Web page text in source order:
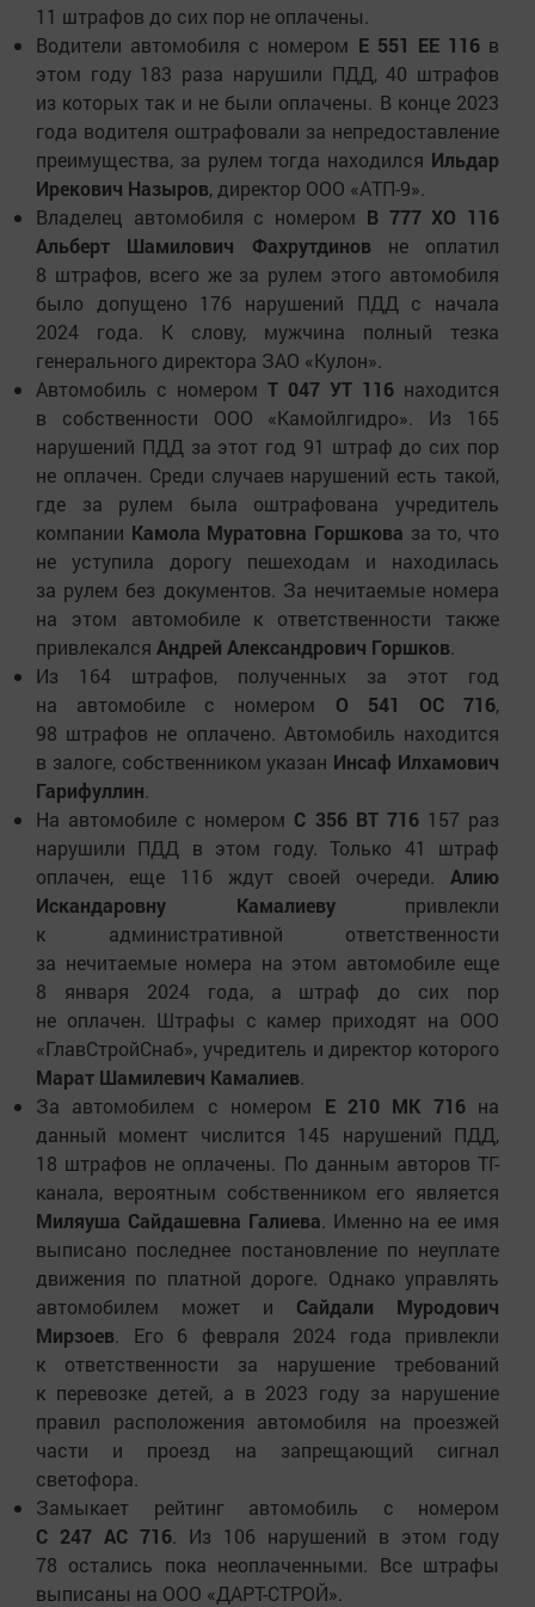
11 штрафов до сих пор не оплачены.
Водители автомобиля с номером Е 551 ЕЕ 116в
этом году 183 раза нарушили ПДД, 40 штрафов
из которых так и не были оплачены. В конце 2023
года водителя оштрафовали за непредоставление
преимущества, за рулем тогда находился Ильдар
Ирекович Назыров, директор ООО «АТП-9».
Владелец автомобиля с номером В 777 ХО 116
Альберт Шамилович Фахрутдиновне оплатил
8 штрафов, всего же за рулем этого автомобиля
было допущено 176 нарушений ПДД с начала
2024 года. К слову, мужчина полный тезка
генерального директора ЗАО «Кулон».
Автомобиль с номером Т 047 УТ 116 находится
в собственности ООО «Камойлгидро». Из 165
нарушений ПДД за этот год 91 штраф до сих пор
не оплачен. Среди случаев нарушений есть такой,
где за рулем была оштрафована учредитель
компании Камола Муратовна Горшкова за то, что
не уступила дорогу пешеходам и находилась
за рулем без документов. За нечитаемые номера
на этом автомобиле к ответственности также
привлекался Андрей Александрович Горшков.
Из 164 штрафов, полученных за этот год
на автомобиле с номером О 541 ОС 716,
98 штрафов не оплачено. Автомобиль находится
в залоге, собственником указан Инсаф Илхамович
Гарифуллин.
На автомобиле с номером С 356 ВТ 716157 раз
нарушили ПДД в этом году. Только 41 штраф
оплачен, еще 116 ждут своей очереди. Алию
Искандаровну Камалиевупривлекли
к административной ответственности
за нечитаемые номера на этом автомобиле еще
8 января 2024 года, а штраф до сих пор
не оплачен. Штрафы с камер приходят на ООО
«ГлавСтройСнаб», учредитель и директор которого
Марат Шамилевич Камалиев.
За автомобилем с номером Е 210 МК 716на
данный момент числится 145 нарушений ПДД,
18 штрафов не оплачены. По данным авторов ТГ-
канала, вероятным собственником его является
Миляуша Сайдашевна Галиева. Именно на ее имя
выписано последнее постановление по неуплате
движения по платной дороге. Однако управлять
автомобилем может и Сайдали Муродович
Мирзоев. Его 6 февраля 2024 года привлекли
к ответственности за нарушение требований
к перевозке детей, а в 2023 году за нарушение
правил расположения автомобиля на проезжей
части и проезд на запрещающий сигнал
светофора.
Замыкает рейтинг автомобиль с номером
С 247 АС 716. Из 106 нарушений в этом году
78 остались пока неоплаченными. Все штрафы
выписаны на ООО «ДАРТ-СТРОЙ».